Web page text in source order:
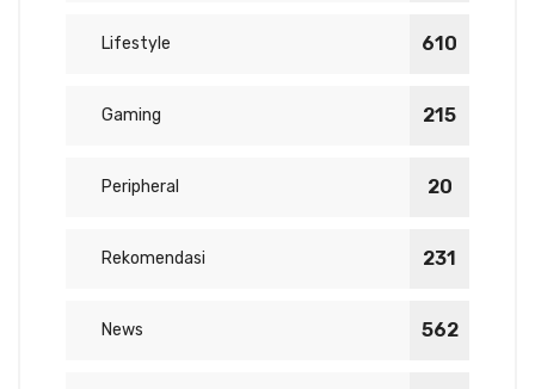
Lifestyle 610
Gaming 215
Peripheral 20
Rekomendasi 231
News 562